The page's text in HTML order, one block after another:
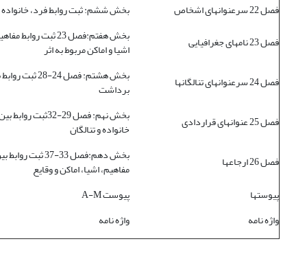
فصل 22 سرعنوانهای اشخاص
بخش ششم: ثبت روابط فرد، خانواده
فصل 23 نامهای جغرافیایی
بخش هفتم:فصل 23 ثبت
اشیا و اماکن مربوط به اثر
فصل 24 سرعنوانهای تنالگانها
بخش هشتم: فصل 24-28
برداشت
فصل 25 عنوانهای قراردادی
بخش نهم: فصل 29-32ثبت
خانواده و تنالگان
فصل 26 ارجاعها
بخش دهم:فصل 33-37 ثبت
مفاهیم، اشیا، اماکن و وقایع
پیوستها
پیوست A-M
واژه نامه
واژه نامه